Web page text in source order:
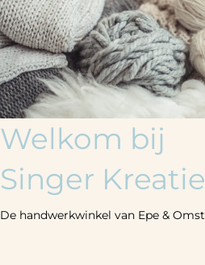
Welkom bij
Singer
De handwerkwinkel van Epe &